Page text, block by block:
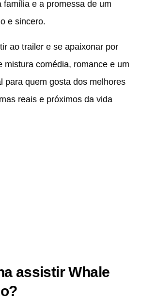
família e a promessa de um
e sincero.
ao trailer e se apaixonar por
mistura comédia, romance e um
para quem gosta dos melhores
reais e próximos da vida
assistir Whale